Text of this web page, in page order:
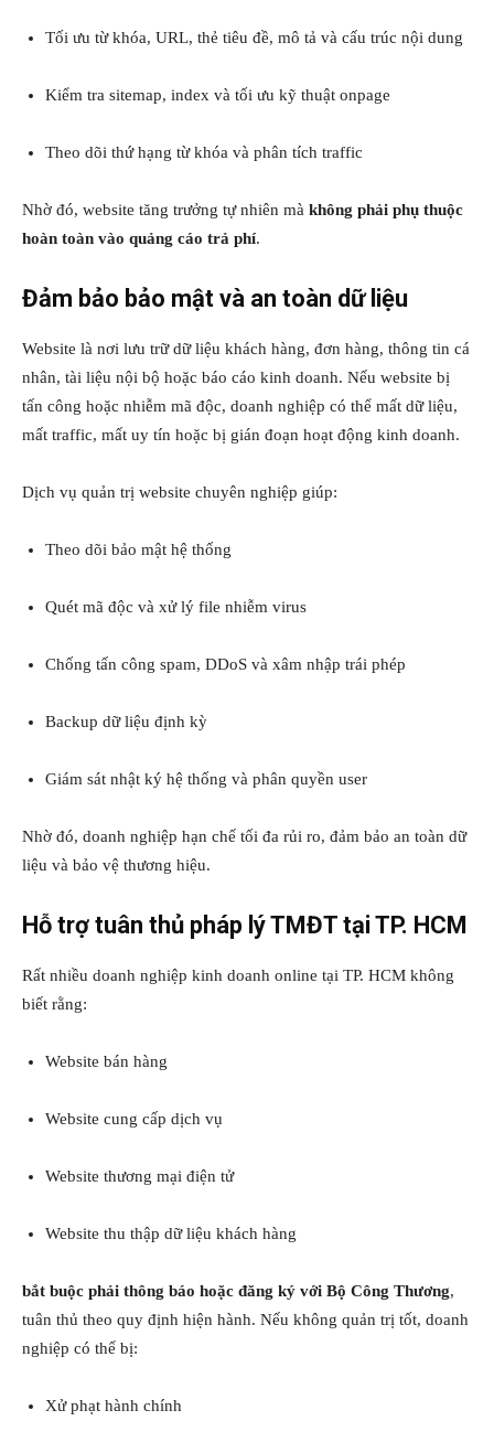
Tối ưu từ khóa, URL, thẻ tiêu đề, mô tả và cấu trúc nội dung
Kiểm tra sitemap, index và tối ưu kỹ thuật onpage
Theo dõi thứ hạng từ khóa và phân tích traffic
Nhờ đó, website tăng trưởng tự nhiên mà không phải phụ thuộc
hoàn toàn vào quảng cáo trả phí.
Đảm bảo bảo mật và an toàn dữ liệu
Website là nơi lưu trữ dữ liệu khách hàng, đơn hàng, thông tin cá
nhân, tài liệu nội bộ hoặc báo cáo kinh doanh. Nếu website bị
tấn công hoặc nhiễm mã độc, doanh nghiệp có thể mất dữ liệu,
mất traffic, mất uy tín hoặc bị gián đoạn hoạt động kinh doanh.
Dịch vụ quản trị website chuyên nghiệp giúp:
Theo dõi bảo mật hệ thống
Quét mã độc và xử lý file nhiễm virus
Chống tấn công spam, DDoS và xâm nhập trái phép
Backup dữ liệu định kỳ
Giám sát nhật ký hệ thống và phân quyền user
Nhờ đó, doanh nghiệp hạn chế tối đa rủi ro, đảm bảo an toàn dữ
liệu và bảo vệ thương hiệu.
Hỗ trợ tuân thủ pháp lý TMĐT tại TP. HCM
Rất nhiều doanh nghiệp kinh doanh online tại TP. HCM không
biết rằng:
Website bán hàng
Website cung cấp dịch vụ
Website thương mại điện tử
Website thu thập dữ liệu khách hàng
bắt buộc phải thông báo hoặc đăng ký với Bộ Công Thương,
tuân thủ theo quy định hiện hành. Nếu không quản trị tốt, doanh
nghiệp có thể bị:
Xử phạt hành chính